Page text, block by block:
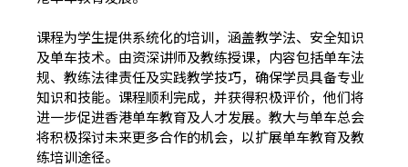
课程为学生提供系统化的培训，涵盖教学法、安全知识
及单车技术。由资深讲师及教练授课，内容包括单车法
规、教练法律责任及实践教学技巧，确保学员具备专业
知识和技能。课程顺利完成，并获得积极评价，他们将
进一步促进香港单车教育及人才发展。教大与单车总会
将积极探讨未来更多合作的机会，以扩展单车教育及教
练培训途径。